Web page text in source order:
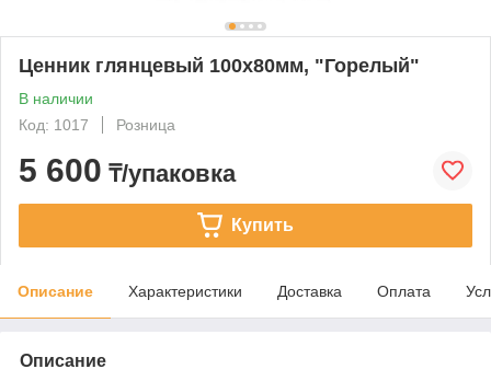
Ценник глянцевый 100x80мм, "Горелый"
В наличии
Код: 1017
Розница
5 600 ₸/упаковка
Купить
Описание Характеристики Доставка Оплата
Описание